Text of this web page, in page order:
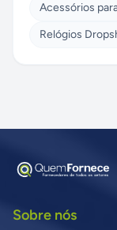
Acessórios
Relógios
Sobre nós